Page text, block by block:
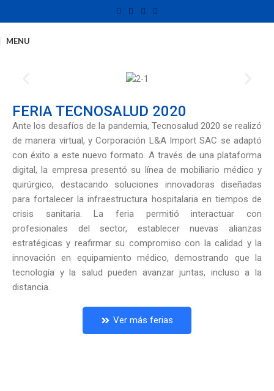
MENU
FERIA TECNOSALUD 2020
Ante los desafíos de la pandemia, Tecnosalud 2020 se realizó
de manera virtual, y Corporación L&A Import SAC se adaptó
con éxito a este nuevo formato. A través de una plataforma
digital, la empresa presentó su línea de mobiliario médico y
quirúrgico, destacando soluciones innovadoras diseñadas
para fortalecer la infraestructura hospitalaria en tiempos de
crisis sanitaria. La feria permitió interactuar con
profesionales del sector, establecer nuevas alianzas
estratégicas y reafirmar su compromiso con la calidad y la
innovación en equipamiento médico, demostrando que la
tecnología y la salud pueden avanzar juntas, incluso a la
distancia.
Ver más ferias